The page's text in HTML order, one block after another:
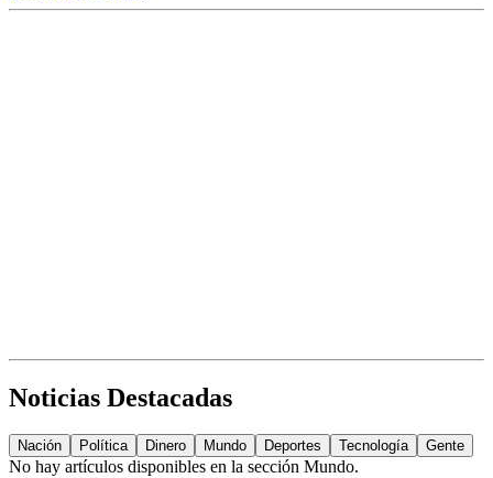
Noticias Destacadas
Nación Política Dinero Mundo Deportes Tecnología Gente
No hay artículos disponibles en la sección Mundo.